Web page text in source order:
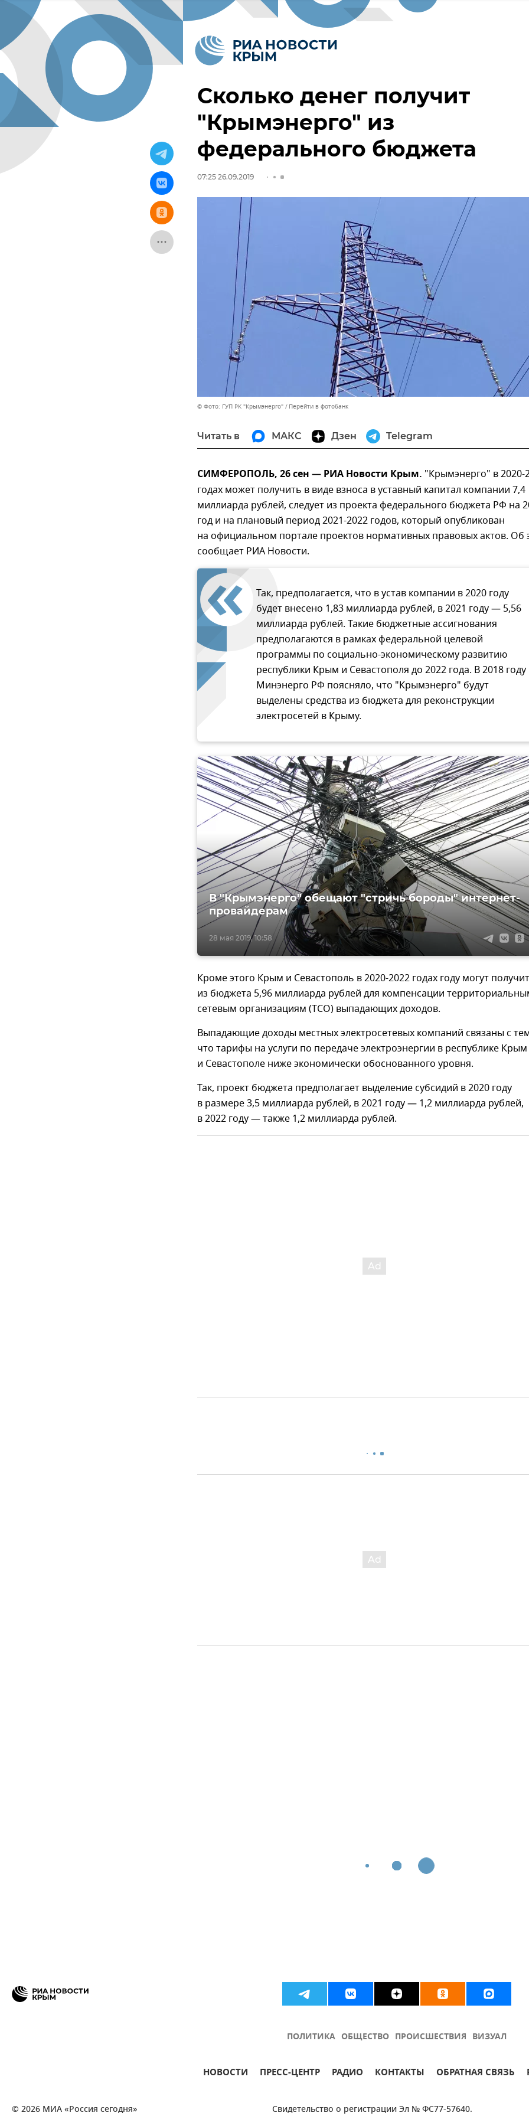
Сколько денег получит
"Крымэнерго" из
федерального бюджета
07:25 26.09.2019
© Фото: ГУП РК "Крымэнерго" Перейти в фотобанк
Читать в МАКС Дзен Telegram
СИМФЕРОПОЛЬ, 26 сен — РИА Новости Крым. "Крымэнерго" в 2020-
годах может получить в виде взноса в уставный капитал компании 7,4
миллиарда рублей, следует из проекта федерального бюджета РФ на
год и на плановый период 2021-2022 годов, который опубликован
на официальном портале проектов нормативных правовых актов. Об
сообщает РИА Новости.
Так, предполагается, что в устав компании в 2020 году
будет внесено 1,83 миллиарда рублей, в 2021 году — 5,56
миллиарда рублей. Такие бюджетные ассигнования
предполагаются в рамках федеральной целевой
программы по социально-экономическому развитию
республики Крым и Севастополя до 2022 года. В 2018 году
Минэнерго РФ поясняло, что "Крымэнерго" будут
выделены средства из бюджета для реконструкции
электросетей в Крыму.
28 мая 2019, 10:58
В "Крымэнерго" обещают "стричь бороды" интернет-
провайдерам
Кроме этого Крым и Севастополь в 2020-2022 годах году могут
из бюджета 5,96 миллиарда рублей для компенсации
сетевым организациям (ТСО) выпадающих доходов.
Выпадающие доходы местных электросетевых компаний связаны с
что тарифы на услуги по передаче электроэнергии в республике Крым
и Севастополе ниже экономически обоснованного уровня.
Так, проект бюджета предполагает выделение субсидий в 2020 году
в размере 3,5 миллиарда рублей, в 2021 году — 1,2 миллиарда рублей,
в 2022 году — также 1,2 миллиарда рублей.
ПОЛИТИКА ОБЩЕСТВО ПРОИСШЕСТВИЯ ВИЗУАЛ
НОВОСТИ ПРЕСС-ЦЕНТР РАДИО КОНТАКТЫ ОБРАТНАЯ СВЯЗЬ
© 2026 МИА «Россия сегодня»
Свидетельство о регистрации Эл № ФС77-57640.